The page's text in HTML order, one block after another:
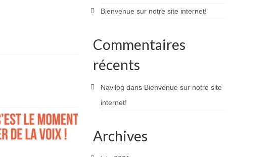
Bienvenue sur notre site internet!
Commentaires
récents
Navilog dans Bienvenue sur notre site
internet!
Archives